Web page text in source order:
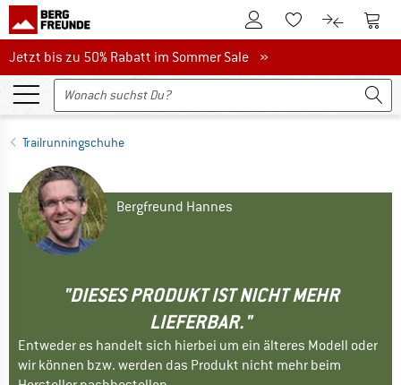
Zum KundenkontoZum Merkzettel.
Zum Zum
Jetzt bis zu 50% Rabatt im Sommer Sale
Jetzt bis zu 50% Rabatt im Sommer Sale »
Trailrunningschuhe
Bergfreund Hannes
"DIESES PRODUKT IST NICHT MEHR
LIEFERBAR."
Entweder es handelt sich hierbei um ein älteres Modell oder
wir können bzw. werden das Produkt nicht mehr beim